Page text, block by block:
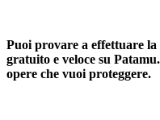
Puoi provare a effettuare
gratuito e veloce su
opere che vuoi proteggere.